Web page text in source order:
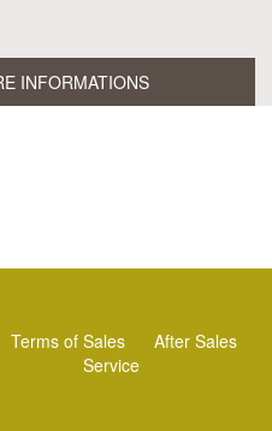
INFORMATIONS
Terms of Sales
After Sales
Service